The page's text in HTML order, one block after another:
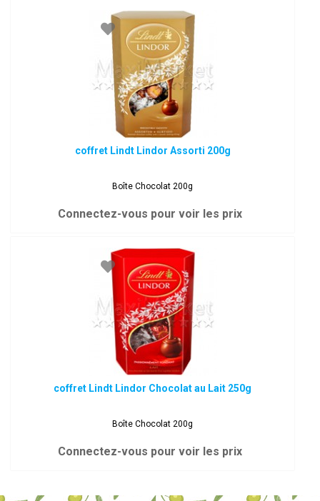
coffret Lindt Lindor Assorti 200g
Boîte Chocolat 200g
Connectez-vous pour voir les prix
coffret Lindt Lindor Chocolat au Lait 250g
Boîte Chocolat 200g
Connectez-vous pour voir les prix